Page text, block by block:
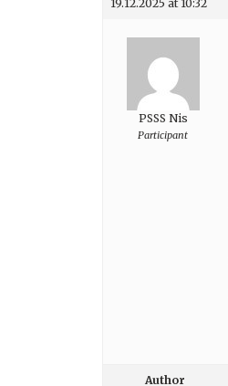
19.12.2025 at 10:32
PSSS Nis
Participant
Author